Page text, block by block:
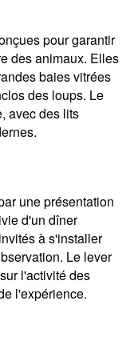
pour garantir
des animaux. Elles
baies vitrées
des loups. Le
avec des lits
une présentation
d'un dîner
à s'installer
Le lever
l'activité des
l'expérience.